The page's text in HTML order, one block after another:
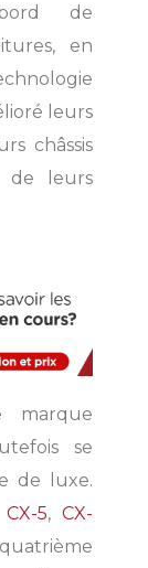
de
en
leurs
châssis
de leurs
marque
se
de luxe.
CX-5,CX-